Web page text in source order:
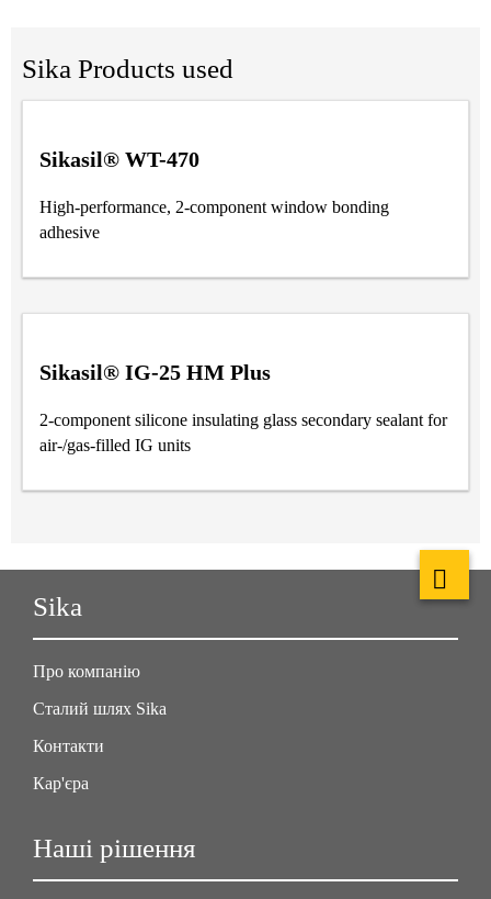
Sika Products used
Sikasil® WT-470
High-performance, 2-component window bonding
adhesive
Sikasil® IG-25 HM Plus
2-component silicone insulating glass secondary sealant for
air-/gas-filled IG units
Sika
Про компанію
Сталий шлях Sika
Контакти
Кар'єра
Наші рішення